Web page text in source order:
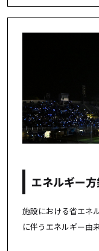
エネルギー
施設における省エネ
に伴うエネルギー由